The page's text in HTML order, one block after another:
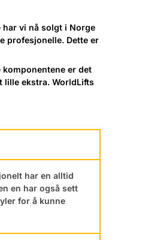
har vi nå solgt i Norge
profesjonelle. Dette er
er det
lille ekstra. WorldLifts
har en alltid
en har også sett
for å kunne